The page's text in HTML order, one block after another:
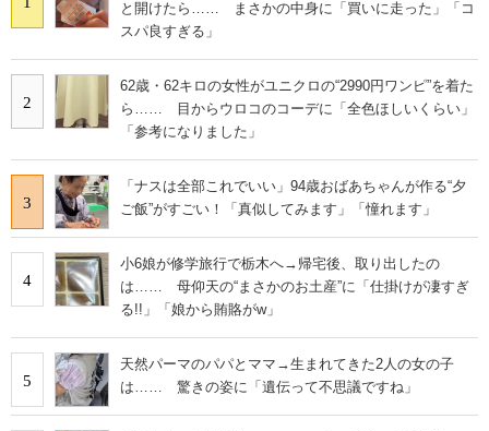
と開けたら…… まさかの中身に「買いに走った」「コ
スパ良すぎる」
2
62歳・62キロの女性がユニクロの“2990円ワンピ”を着た
ら…… 目からウロコのコーデに「全色ほしいくらい」
「参考になりました」
3
「ナスは全部これでいい」94歳おばあちゃんが作る“夕
ご飯”がすごい！「真似してみます」「憧れます」
4
小6娘が修学旅行で栃木へ→帰宅後、取り出したの
は…… 母仰天の“まさかのお土産”に「仕掛けが凄すぎ
る!!」「娘から賄賂がw」
5
天然パーマのパパとママ→生まれてきた2人の女の子
は…… 驚きの姿に「遺伝って不思議ですね」